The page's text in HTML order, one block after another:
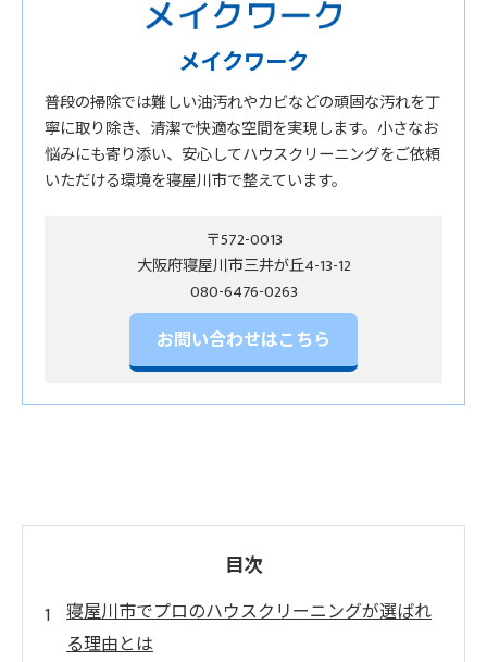
メイクワーク
普段の掃除では難しい油汚れやカビなどの頑固な汚れを丁
寧に取り除き、清潔で快適な空間を実現します。小さなお
悩みにも寄り添い、安心してハウスクリーニングをご依頼
いただける環境を寝屋川市で整えています。
〒572-0013
大阪府寝屋川市三井が丘4-13-12
お問い合わせはこちら
目次
寝屋川市でプロのハウスクリーニングが選ばれ
る理由とは